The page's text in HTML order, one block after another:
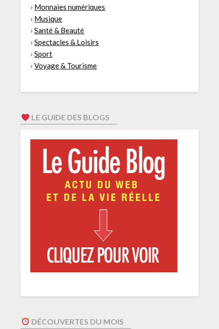
› Monnaies numériques
› Musique
›Santé & Beauté
›Spectacles & Loisirs
›Sport
›Voyage & Tourisme
LE GUIDE DES BLOGS
DÉCOUVERTES DU MOIS